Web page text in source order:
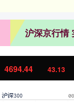
沪深京行情
43.13 0.93%